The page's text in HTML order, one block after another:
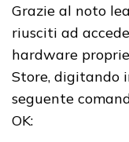
Grazie al noto
riusciti ad
hardware
Store, digitando
seguente
OK: